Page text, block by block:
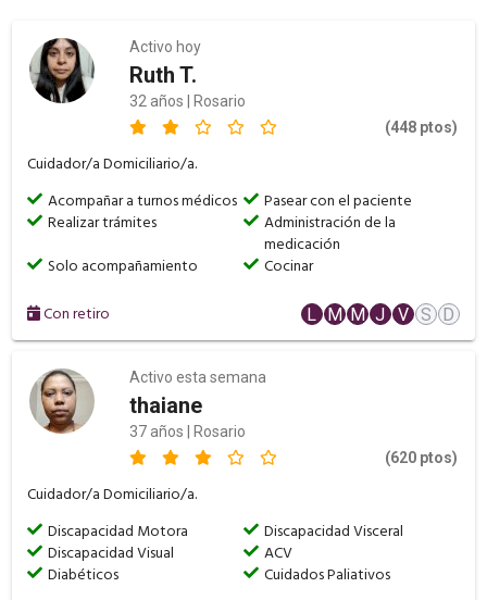
Activo hoy
Ruth T.
32 años | Rosario
(448 ptos)
Cuidador/a Domiciliario/a.
Acompañar a turnos médicos
Pasear con el paciente
Realizar trámites
Administración de la
medicación
Solo acompañamiento
Cocinar
Con retiro L M M J V S D
Activo esta semana
thaiane
37 años | Rosario
(620 ptos)
Cuidador/a Domiciliario/a.
Discapacidad Motora
Discapacidad Visceral
Discapacidad Visual
ACV
Diabéticos
Cuidados Paliativos